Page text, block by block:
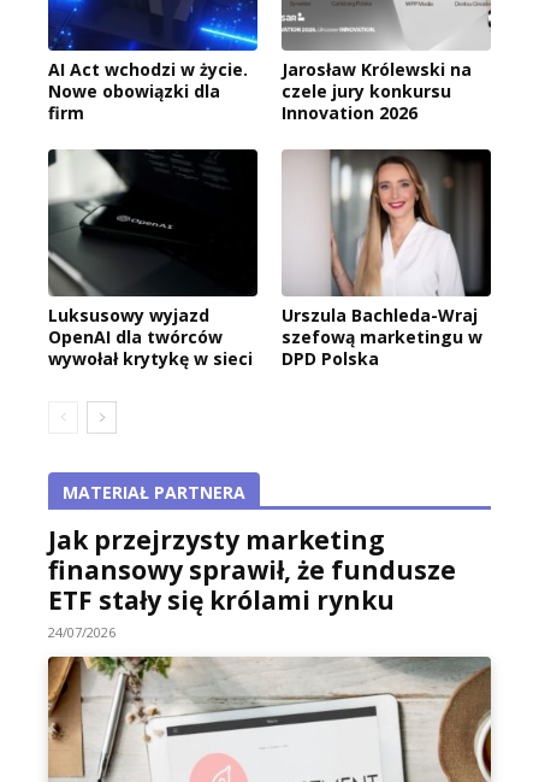
AI Act wchodzi w życie.
Nowe obowiązki dla
firm
Jarosław Królewski na
czele jury konkursu
Innovation 2026
Luksusowy wyjazd
OpenAI dla twórców
wywołał krytykę w sieci
Urszula Bachleda-Wraj
szefową marketingu w
DPD Polska
MATERIAŁ PARTNERA
Jak przejrzysty marketing
finansowy sprawił, że fundusze
ETF stały się królami rynku
24/07/2026